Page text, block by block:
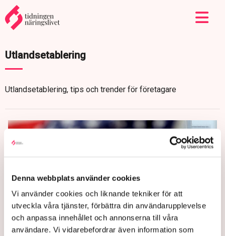
Denna webbplats använder cookies
Vi använder cookies och liknande tekniker för att
utveckla våra tjänster, förbättra din användarupplevelse
och anpassa innehållet och annonserna till våra
användare. Vi vidarebefordrar även information som
Utlandsetablering
Utlandsetablering, tips och trender för företagare